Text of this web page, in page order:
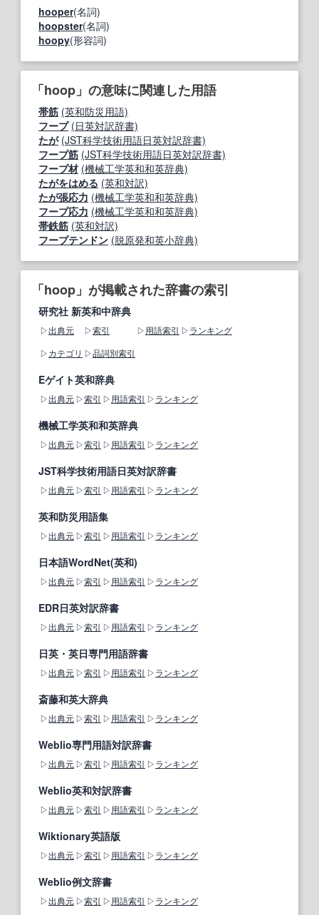
hooper(名詞)
hoopster(名詞)
hoopy(形容詞)
「hoop」の意味に関連した用語
帯筋 (英和防災用語)
フープ (日英対訳辞書)
たが (JST科学技術用語日英対訳辞書)
フープ筋 (JST科学技術用語日英対訳辞書)
フープ材 (機械工学英和和英辞典)
たがをはめる (英和対訳)
たが張応力 (機械工学英和和英辞典)
フープ応力 (機械工学英和和英辞典)
帯鉄筋 (英和対訳)
フープテンドン (脱原発和英小辞典)
「hoop」が掲載された辞書の索引
研究社 新英和中辞典
出典元 索引 用語索引
ランキング
カテゴリ
品詞別索引
Eゲイト英和辞典
出典元 索引 用語索引 ランキング
機械工学英和和英辞典
出典元 索引 用語索引 ランキング
JST科学技術用語日英対訳辞書
出典元 索引 用語索引 ランキング
英和防災用語集
出典元 索引 用語索引 ランキング
日本語WordNet(英和)
出典元 索引 用語索引 ランキング
EDR日英対訳辞書
出典元 索引 用語索引 ランキング
日英・英日専門用語辞書
出典元 索引 用語索引 ランキング
斎藤和英大辞典
出典元 索引 用語索引 ランキング
Weblio専門用語対訳辞書
出典元 索引 用語索引 ランキング
Weblio英和対訳辞書
出典元 索引 用語索引 ランキング
Wiktionary英語版
出典元 索引 用語索引 ランキング
Weblio例文辞書
出典元 索引 用語索引 ランキング